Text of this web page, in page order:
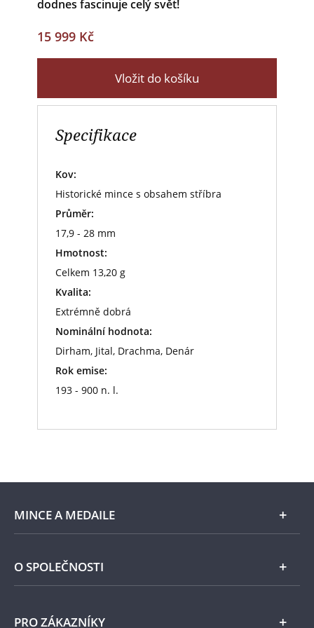
dodnes fascinuje celý svět!
15 999 Kč
Vložit do košíku
Specifikace
Kov:
Historické mince s obsahem stříbra
Průměr:
17,9 - 28 mm
Hmotnost:
Celkem 13,20 g
Kvalita:
Extrémně dobrá
Nominální hodnota:
Dirham, Jital, Drachma, Denár
Rok emise:
193 - 900 n. l.
MINCE A MEDAILE
E-shop
Stříbro
O SPOLEČNOSTI
PRO ZÁKAZNÍKY